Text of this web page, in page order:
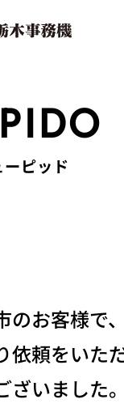
ピッド
のお客様で
依頼をいた
いました。